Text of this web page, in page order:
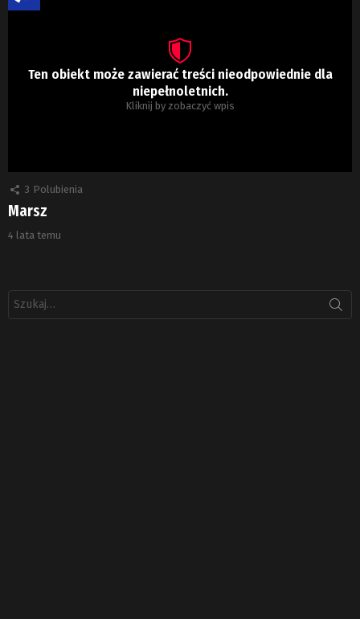
Ten obiekt może zawierać treści nieodpowiednie dla
niepełnoletnich.
Kliknij by zobaczyć wpis
3 Polubienia
Marsz
4 lata temu